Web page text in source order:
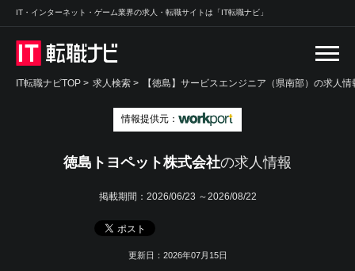
IT・インターネット・ゲーム業界の求人・転職サイトは「IT転職ナビ」
IT転職ナビTOP > 求人検索 > 【徳島】サービスエンジニア（県南部）の求人情
情報提供元：
徳島トヨペット株式会社の求人情報
掲載期間： 2026/06/23 ～2026/08/22
更新日：2026年07月15日